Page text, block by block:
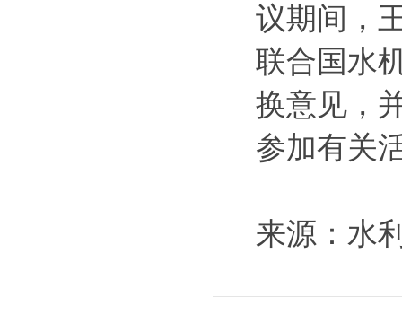
议期间，
联合国水
换意见，
参加有关
来源：水